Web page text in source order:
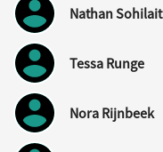
Nathan Sohilait
Tessa Runge
Nora Rijnbeek